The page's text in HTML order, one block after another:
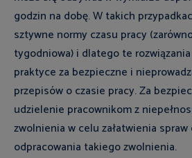
godzin na dobę. W takich
sztywne normy czasu pracy
tygodniowa) i dlatego te
praktyce za bezpieczne i
przepisów o czasie pracy. Za
udzielenie pracownikom z
zwolnienia w celu załatwienia
odpracowania takiego zwolnienia.